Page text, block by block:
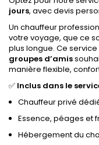
jours, avec devis
Un chauffeur
votre voyage, que ce
plus longue. Ce service
groupes d’amis
manière flexible,
✅ Inclus dans le
Chauffeur privé
Essence, péages et
Hébergement du